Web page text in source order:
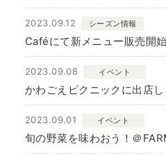
2023.09.12 シーズン情報
Caféにて新メニュー販売開始
2023.09.08 イベント
かわごえピクニックに出店し
2023.09.01 イベント
旬の野菜を味わおう！＠